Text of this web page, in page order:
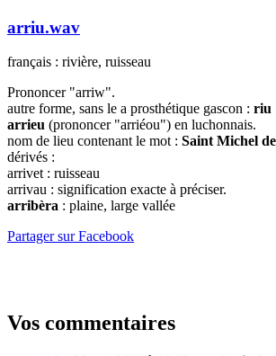
arriu.wav
français : rivière, ruisseau
Prononcer "arriw".
autre forme, sans le a prosthétique gascon : riu
arrieu (prononcer "arriéou") en luchonnais.
nom de lieu contenant le mot : Saint Michel
dérivés :
arrivet : ruisseau
arrivau : signification exacte à préciser.
arribèra : plaine, large vallée
Partager sur Facebook
Vos commentaires